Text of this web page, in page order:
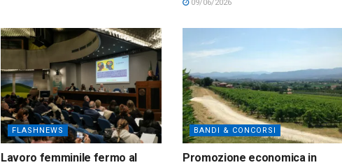
09/06/2026
FLASHNEWS
Lavoro femminile fermo al
BANDI & CONCORSI
Promozione economica in